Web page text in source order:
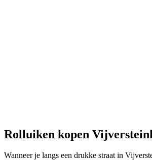
Rolluiken kopen
Wanneer je langs een drukke straat in